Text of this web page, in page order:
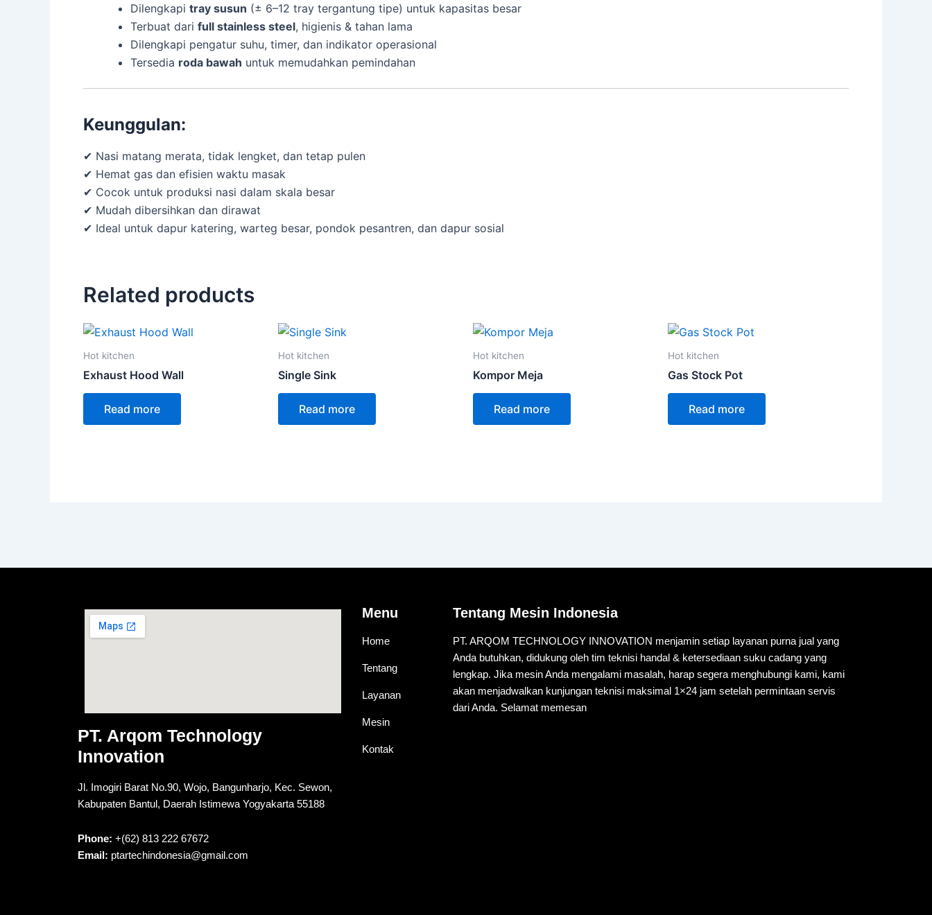
Dilengkapi tray susun (± 6–12 tray tergantung tipe) untuk kapasitas besar
Terbuat dari full stainless steel, higienis & tahan lama
Dilengkapi pengatur suhu, timer, dan indikator operasional
Tersedia roda bawah untuk memudahkan pemindahan
Keunggulan:
✔ Nasi matang merata, tidak lengket, dan tetap pulen
✔ Hemat gas dan efisien waktu masak
✔ Cocok untuk produksi nasi dalam skala besar
✔ Mudah dibersihkan dan dirawat
✔ Ideal untuk dapur katering, warteg besar, pondok pesantren, dan dapur sosial
Related products
Hot kitchen
Exhaust Hood Wall
Read more
Hot kitchen
Single Sink
Read more
Hot kitchen
Kompor Meja
Read more
Hot kitchen
Gas Stock Pot
Read more
PT. Arqom Technology
Innovation
Jl. Imogiri Barat No.90, Wojo, Bangunharjo, Kec. Sewon,
Kabupaten Bantul, Daerah Istimewa Yogyakarta 55188
Phone: +(62) 813 222 67672
Email: ptartechindonesia@gmail.com
Menu
Home
Tentang
Layanan
Mesin
Kontak
Tentang Mesin Indonesia
PT. ARQOM TECHNOLOGY INNOVATION menjamin setiap layanan purna jual yang
Anda butuhkan, didukung oleh tim teknisi handal & ketersediaan suku cadang yang
lengkap. Jika mesin Anda mengalami masalah, harap segera menghubungi kami, kami
akan menjadwalkan kunjungan teknisi maksimal 1×24 jam setelah permintaan servis
dari Anda. Selamat memesan